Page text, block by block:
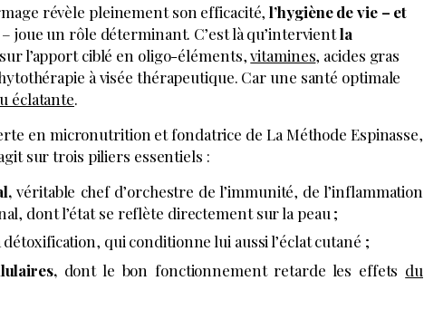
révèle pleinement son efficacité,l’hygiène de vie – et
– joue un rôle déterminant. C’est là qu’intervientla
sur l’apport ciblé en oligo-éléments,vitamines, acides gras
à visée thérapeutique. Car une santé optimale
éclatante.
en micronutrition et fondatrice de La Méthode Espinasse,
sur trois piliers essentiels :
véritable chef d’orchestre de l’immunité, de l’inflammation
dont l’état se reflète directement sur la peau ;
qui conditionne lui aussi l’éclat cutané ;
dont le bon fonctionnement retarde les effets du